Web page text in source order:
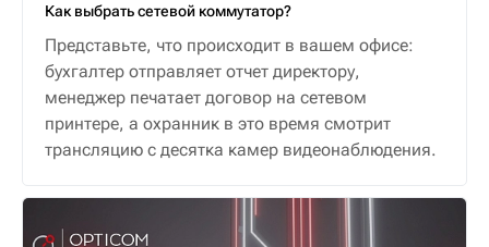
Как выбрать сетевой коммутатор?
Представьте, что происходит в вашем офисе:
бухгалтер отправляет отчет директору,
менеджер печатает договор на сетевом
принтере, а охранник в это время смотрит
трансляцию с десятка камер видеонаблюдения.